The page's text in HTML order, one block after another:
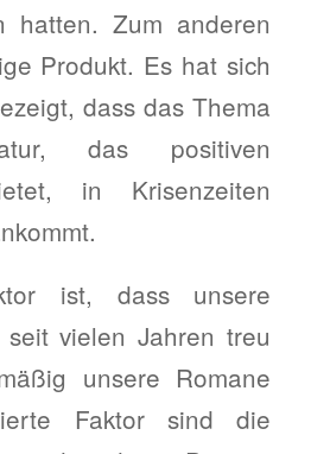
hatten. Zum anderen
Produkt. Es hat sich
dass das Thema
das positiven
in Krisenzeiten
ist, dass unsere
vielen Jahren treu
unsere Romane
Faktor sind die